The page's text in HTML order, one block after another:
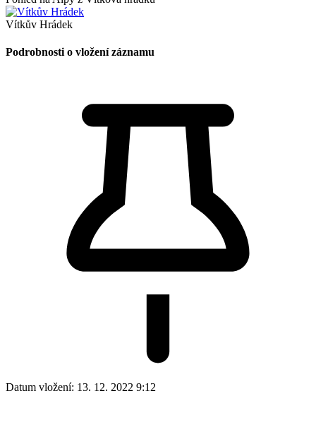
Vítkův Hrádek
Podrobnosti o vložení záznamu
Datum vložení: 13. 12. 2022 9:12